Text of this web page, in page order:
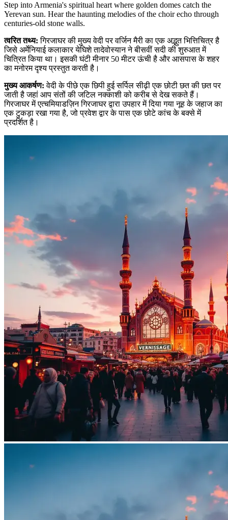
Step into Armenia's spiritual heart where golden domes catch the
Yerevan sun. Hear the haunting melodies of the choir echo through
centuries-old stone walls.
त्वरित तथ्य:गिरजाघर की मुख्य वेदी पर वर्जिन मैरी का एक अद्भुत भित्तिचित्र है
जिसे अर्मेनियाई कलाकार येघिशे तादेवोस्यान ने बीसवीं सदी की शुरुआत में
चित्रित किया था। इसकी घंटी मीनार 50 मीटर ऊंची है और आसपास के शहर
का मनोरम दृश्य प्रस्तुत करती है।
मुख्य आकर्षण:वेदी के पीछे एक छिपी हुई सर्पिल सीढ़ी एक छोटी छत की छत पर
जाती है जहां आप संतों की जटिल नक्काशी को करीब से देख सकते हैं।
गिरजाघर में एत्चमियाडज़िन गिरजाघर द्वारा उपहार में दिया गया नूह के जहाज का
एक टुकड़ा रखा गया है, जो प्रवेश द्वार के पास एक छोटे कांच के बक्से में
प्रदर्शित है।